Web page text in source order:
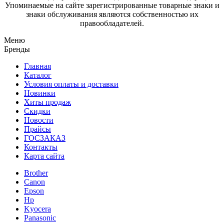
Упоминаемые на сайте зарегистрированные товарные знаки и
знаки обслуживания являются собственностью их
правообладателей.
Меню
Бренды
Главная
Каталог
Условия оплаты и доставки
Новинки
Хиты продаж
Скидки
Новости
Прайсы
ГОСЗАКАЗ
Контакты
Карта сайта
Brother
Canon
Epson
Hp
Kyocera
Panasonic